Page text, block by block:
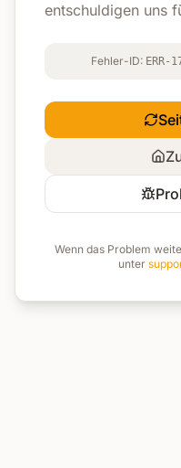
entschuldigen uns
Fehler-ID: ERR-
Wenn das Problem
unter